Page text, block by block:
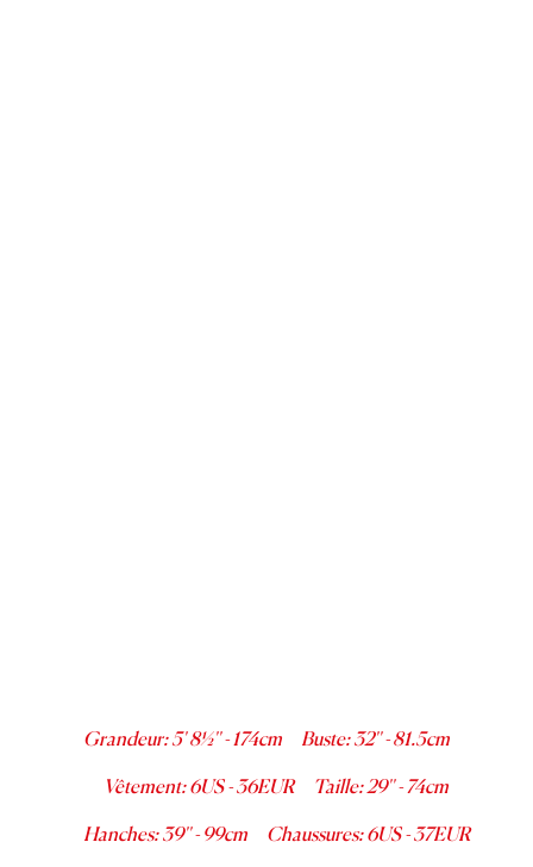
Grandeur:5' 8½''-174cm Buste:32''- 81.5cm
Vêtement:6US -36EUR Taille:29''-74cm
Hanches:39''-99cm Chaussures:6US -37EUR